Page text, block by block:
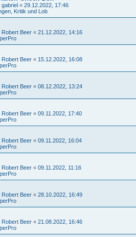
gabriel « 29.12.2022, 17:46
Kritik und Lob
Robert Beer « 21.12.2022, 14:16
Robert Beer « 15.12.2022, 16:08
Robert Beer « 08.12.2022, 13:24
Robert Beer « 09.11.2022, 17:40
Robert Beer « 09.11.2022, 16:04
Robert Beer « 09.11.2022, 11:16
Robert Beer « 28.10.2022, 16:49
Robert Beer « 21.08.2022, 16:46